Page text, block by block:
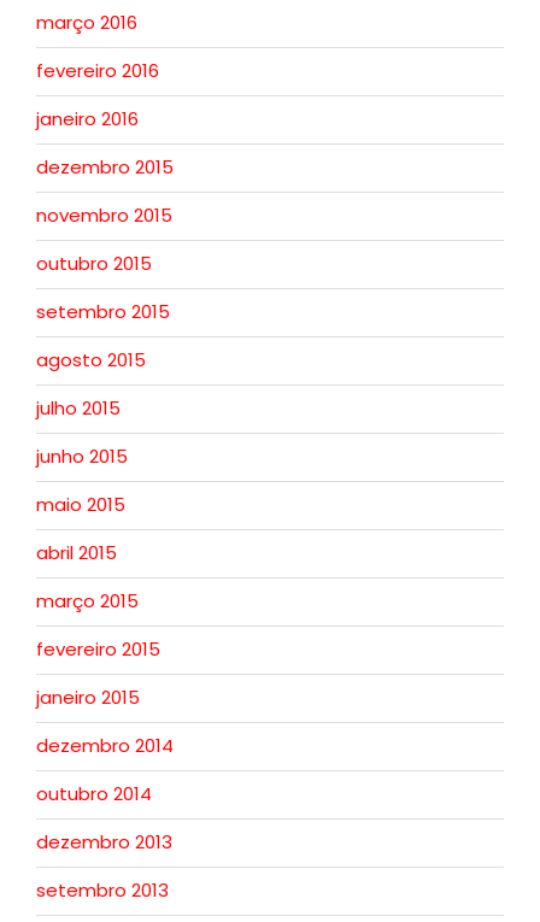
março 2016
fevereiro 2016
janeiro 2016
dezembro 2015
novembro 2015
outubro 2015
setembro 2015
agosto 2015
julho 2015
junho 2015
maio 2015
abril 2015
março 2015
fevereiro 2015
janeiro 2015
dezembro 2014
outubro 2014
dezembro 2013
setembro 2013